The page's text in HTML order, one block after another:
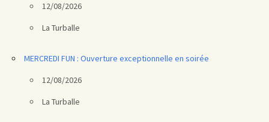
12/08/2026
La Turballe
MERCREDI FUN : Ouverture exceptionnelle en soirée
12/08/2026
La Turballe